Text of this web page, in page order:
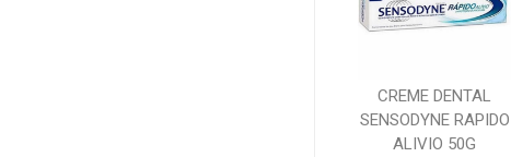
CREME DENTAL
SENSODYNE RAPIDO
ALIVIO 50G